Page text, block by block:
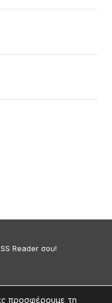
Reader σου!
προσφέρουμε τη